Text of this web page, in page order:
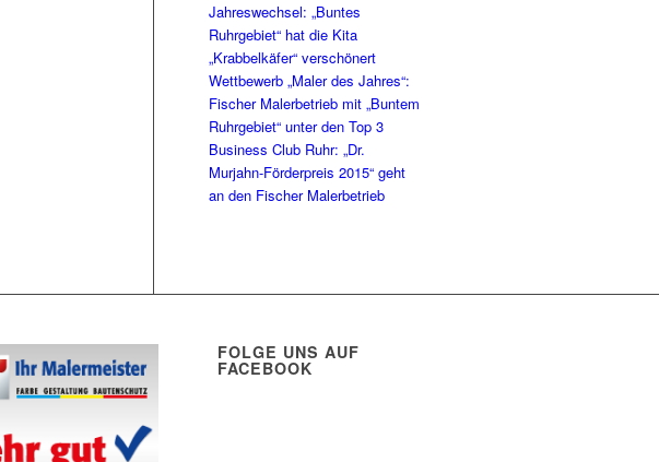
Jahreswechsel: „Buntes
Ruhrgebiet“ hat die Kita
„Krabbelkäfer“ verschönert
Wettbewerb „Maler des Jahres“:
Fischer Malerbetrieb mit „Buntem
Ruhrgebiet“ unter den Top 3
Business Club Ruhr: „Dr.
Murjahn-Förderpreis 2015“ geht
an den Fischer Malerbetrieb
FOLGE UNS AUF
FACEBOOK